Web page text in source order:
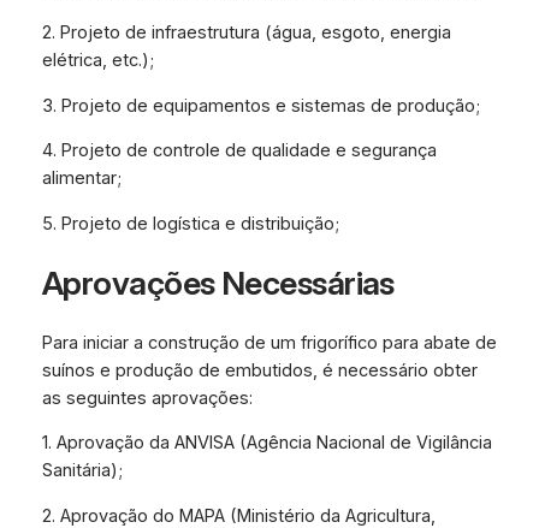
2. Projeto de infraestrutura (água, esgoto, energia
elétrica, etc.);
3. Projeto de equipamentos e sistemas de produção;
4. Projeto de controle de qualidade e segurança
alimentar;
5. Projeto de logística e distribuição;
Aprovações Necessárias
Para iniciar a construção de um frigorífico para abate de
suínos e produção de embutidos, é necessário obter
as seguintes aprovações:
1. Aprovação da ANVISA (Agência Nacional de Vigilância
Sanitária);
2. Aprovação do MAPA (Ministério da Agricultura,